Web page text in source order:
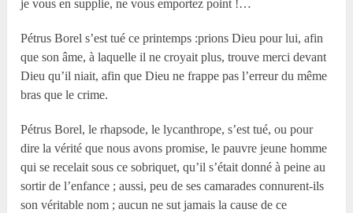
je vous en supplie, ne vous emportez point !…
Pétrus Borel s’est tué ce printemps :prions Dieu pour lui, afin
que son âme, à laquelle il ne croyait plus, trouve merci devant
Dieu qu’il niait, afin que Dieu ne frappe pas l’erreur du même
bras que le crime.
Pétrus Borel, le rhapsode, le lycanthrope, s’est tué, ou pour
dire la vérité que nous avons promise, le pauvre jeune homme
qui se recelait sous ce sobriquet, qu’il s’était donné à peine au
sortir de l’enfance ; aussi, peu de ses camarades connurent-ils
son véritable nom ; aucun ne sut jamais la cause de ce